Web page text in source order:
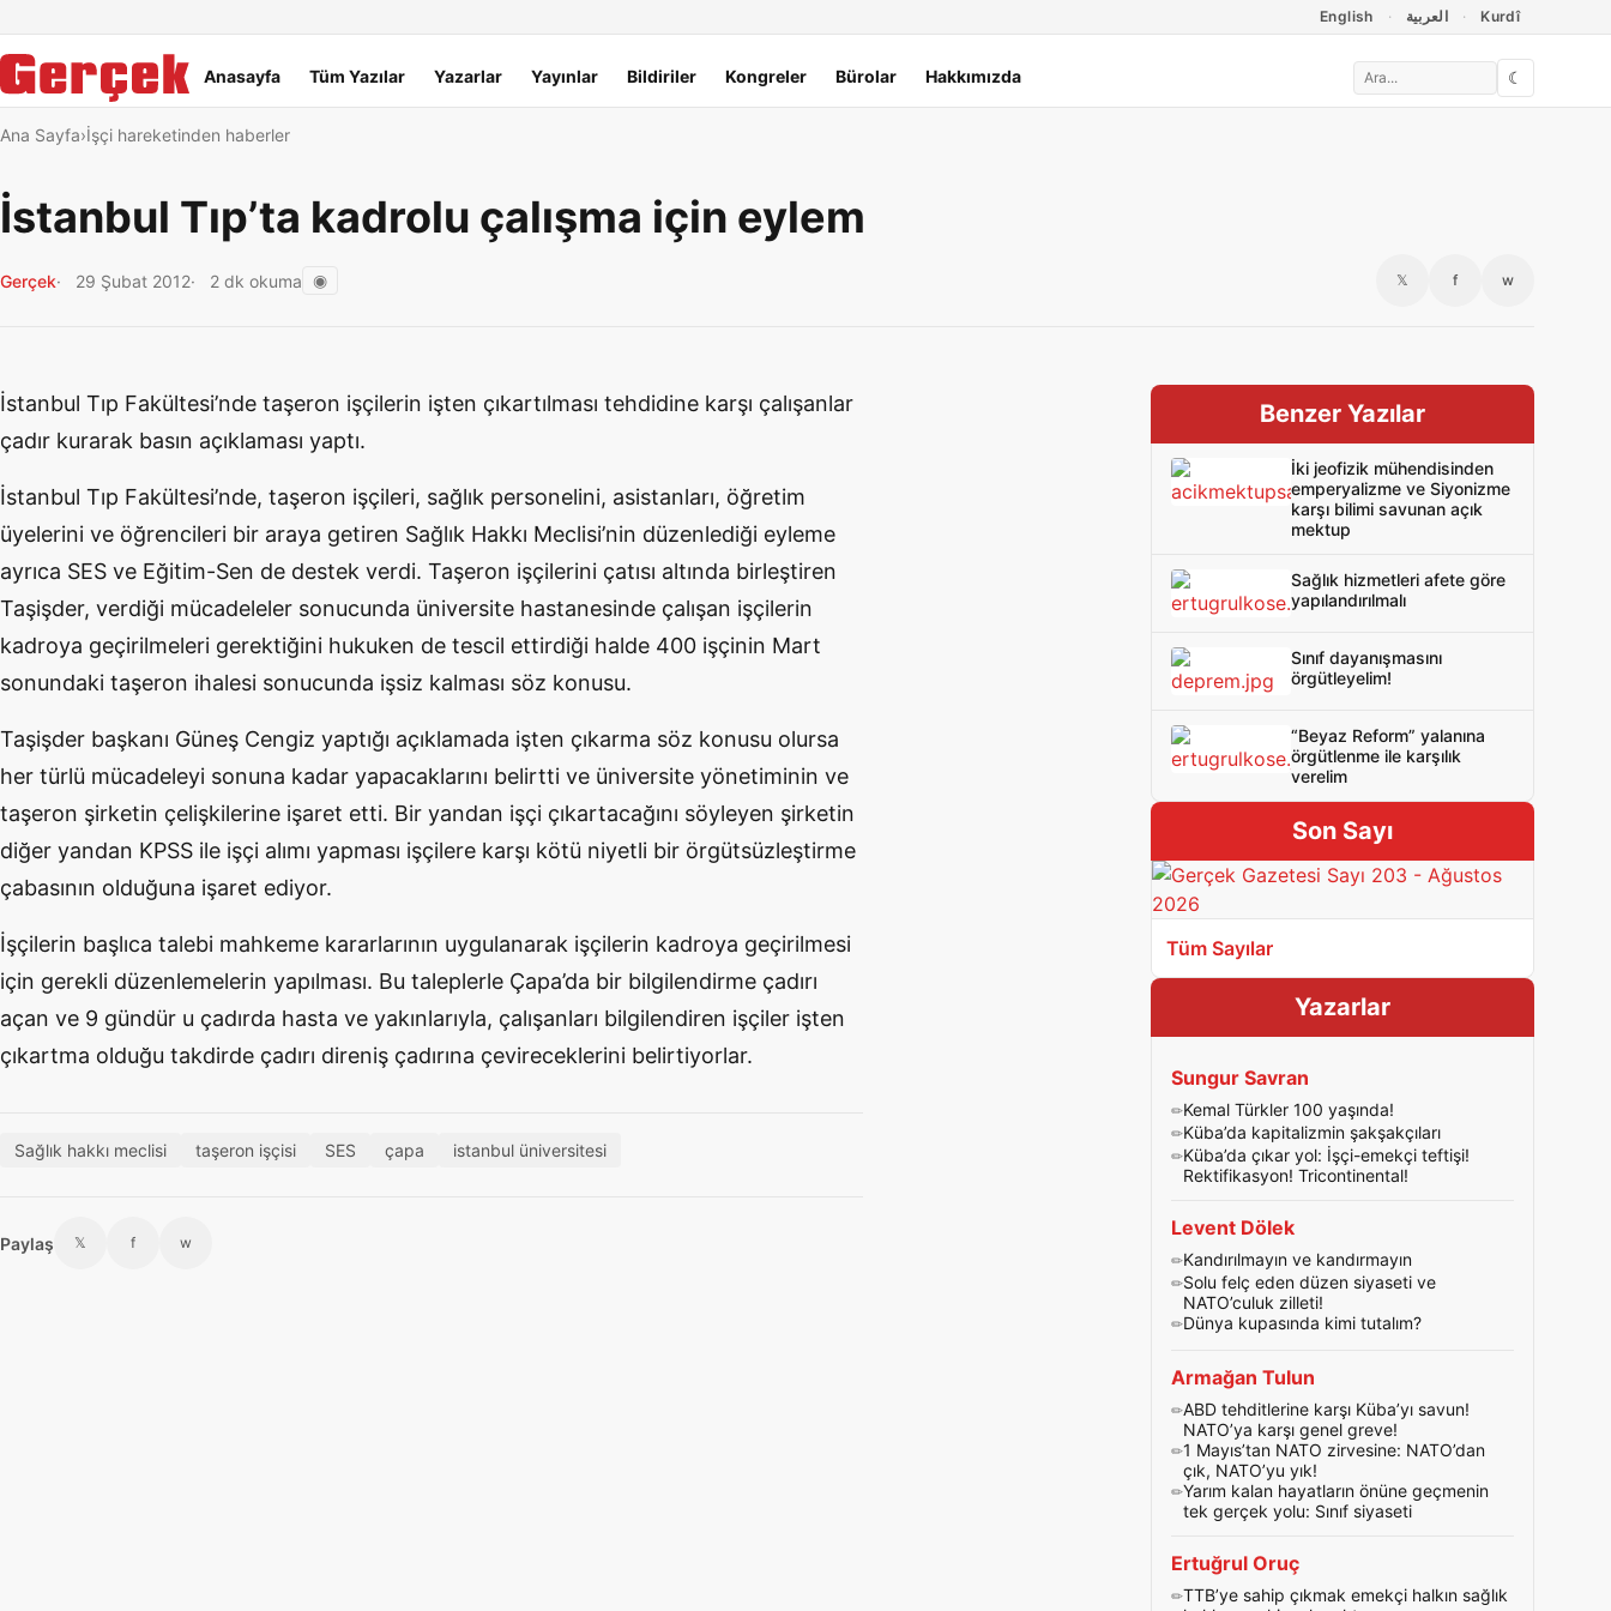
English العربية Kurdî
Ana menü
Anasayfa Tüm Yazılar Yazarlar Yayınlar Bildiriler Kongreler Bürolar Hakkımızda ☾
Ana Sayfa İşçi hareketinden haberler
İstanbul Tıp’ta kadrolu çalışma için eylem
Gerçek 29 Şubat 2012 2 dk okuma ◉ 𝕏 f w
İstanbul Tıp Fakültesi’nde taşeron işçilerin işten çıkartılması tehdidine karşı çalışanlar
çadır kurarak basın açıklaması yaptı.
İstanbul Tıp Fakültesi’nde, taşeron işçileri, sağlık personelini, asistanları, öğretim
üyelerini ve öğrencileri bir araya getiren Sağlık Hakkı Meclisi’nin düzenlediği eyleme
ayrıca SES ve Eğitim-Sen de destek verdi. Taşeron işçilerini çatısı altında birleştiren
Taşişder, verdiği mücadeleler sonucunda üniversite hastanesinde çalışan işçilerin
kadroya geçirilmeleri gerektiğini hukuken de tescil ettirdiği halde 400 işçinin Mart
sonundaki taşeron ihalesi sonucunda işsiz kalması söz konusu.
Taşişder başkanı Güneş Cengiz yaptığı açıklamada işten çıkarma söz konusu olursa
her türlü mücadeleyi sonuna kadar yapacaklarını belirtti ve üniversite yönetiminin ve
taşeron şirketin çelişkilerine işaret etti. Bir yandan işçi çıkartacağını söyleyen şirketin
diğer yandan KPSS ile işçi alımı yapması işçilere karşı kötü niyetli bir örgütsüzleştirme
çabasının olduğuna işaret ediyor.
İşçilerin başlıca talebi mahkeme kararlarının uygulanarak işçilerin kadroya geçirilmesi
için gerekli düzenlemelerin yapılması. Bu taleplerle Çapa’da bir bilgilendirme çadırı
açan ve 9 gündür u çadırda hasta ve yakınlarıyla, çalışanları bilgilendiren işçiler işten
çıkartma olduğu takdirde çadırı direniş çadırına çevireceklerini belirtiyorlar.
Sağlık hakkı meclisi taşeron işçisi SES çapa istanbul üniversitesi
Paylaş 𝕏 f w
Benzer Yazılar
İki jeofizik mühendisinden
emperyalizme ve Siyonizme
karşı bilimi savunan açık
mektup
Sağlık hizmetleri afete göre
yapılandırılmalı
Sınıf dayanışmasını
örgütleyelim!
“Beyaz Reform” yalanına
örgütlenme ile karşılık
verelim
Son Sayı
Tüm Sayılar
Yazarlar
Sungur Savran
Kemal Türkler 100 yaşında!
Küba’da kapitalizmin şakşakçıları
Küba’da çıkar yol: İşçi-emekçi teftişi!
Rektifikasyon! Tricontinental!
Levent Dölek
Kandırılmayın ve kandırmayın
Solu felç eden düzen siyaseti ve
NATO’culuk zilleti!
Dünya kupasında kimi tutalım?
Armağan Tulun
ABD tehditlerine karşı Küba’yı savun!
NATO’ya karşı genel greve!
1 Mayıs’tan NATO zirvesine: NATO’dan
çık, NATO’yu yık!
Yarım kalan hayatların önüne geçmenin
tek gerçek yolu: Sınıf siyaseti
Ertuğrul Oruç
TTB’ye sahip çıkmak emekçi halkın sağlık